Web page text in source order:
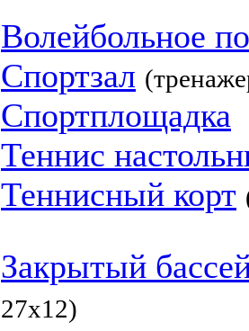
Волейбольное
Спортзал
Спортплощадка
Теннис
Теннисный корт
Закрытый
27х12)